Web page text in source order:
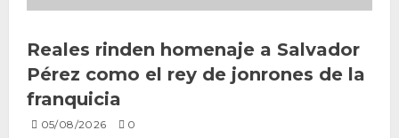
Reales rinden homenaje a Salvador
Pérez como el rey de jonrones de la
franquicia
05/08/2026 0